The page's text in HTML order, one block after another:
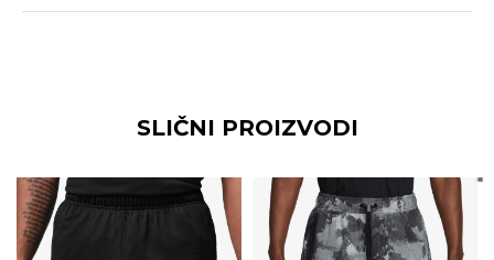
SLIČNI PROIZVODI